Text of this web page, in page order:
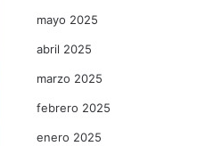
mayo 2025
abril 2025
marzo 2025
febrero 2025
enero 2025